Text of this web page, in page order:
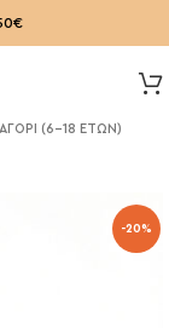
(6-18 ΕΤΩΝ)
-20%